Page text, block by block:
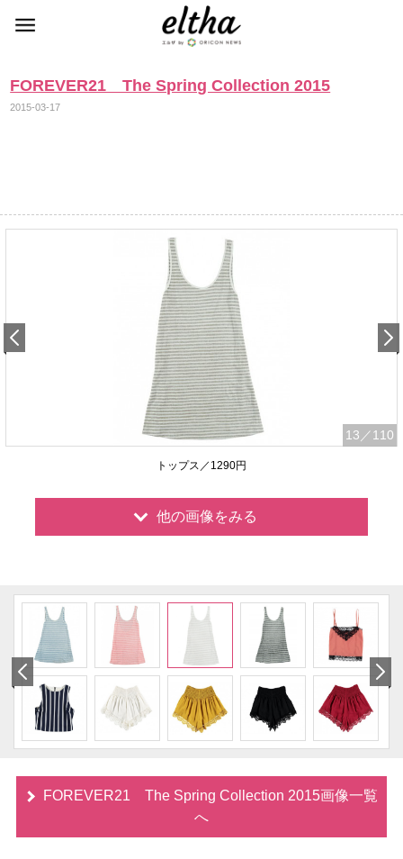
FOREVER21 The Spring Collection 2015
2015-03-17
13 ／110
トップス／1290円
他の画像をみる
FOREVER21 The Spring Collection 2015画像一覧
へ